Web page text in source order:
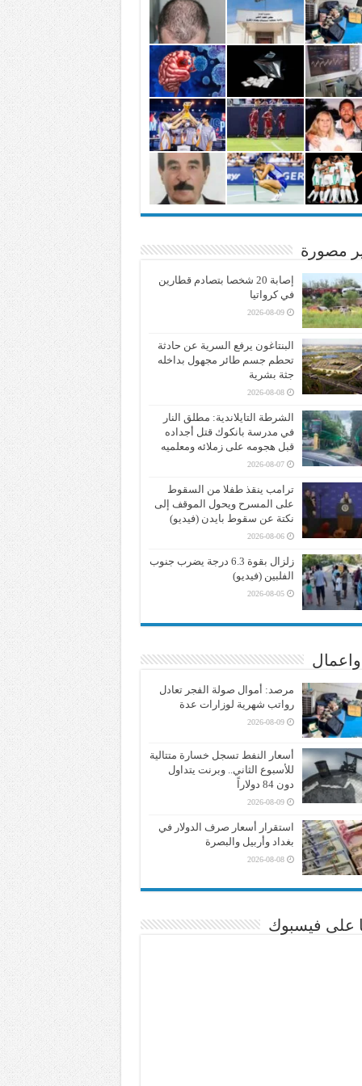
مصورة
إصابة 20 شخصا بتصادم قطارين
في كرواتيا
2026-08-09
البنتاغون يرفع السرية عن حادثة
تحطم جسم طائر مجهول بداخله
جثة بشرية
2026-08-08
الشرطة التايلاندية: مطلق النار
في مدرسة بانكوك قتل أجداده
قبل هجومه على زملائه ومعلميه
2026-08-07
ترامب ينقذ طفلا من السقوط
على المسرح ويحول الموقف إلى
نكتة عن سقوط بايدن (فيديو)
2026-08-06
زلزال بقوة 6.3 درجة يضرب جنوب
الفلبين (فيديو)
2026-08-05
مرصد: أموال صولة الفجر تعادل
رواتب شهرية لوزارات عدة
2026-08-09
أسعار النفط تسجل خسارة متتالية
للأسبوع الثاني.. وبرنت يتداول
دون 84 دولاراً
2026-08-09
استقرار أسعار صرف الدولار في
بغداد وأربيل والبصرة
2026-08-08
على فيسبوك